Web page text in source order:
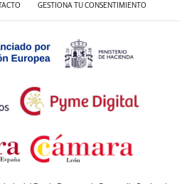
GESTIONA TU CONSENTIMIENTO